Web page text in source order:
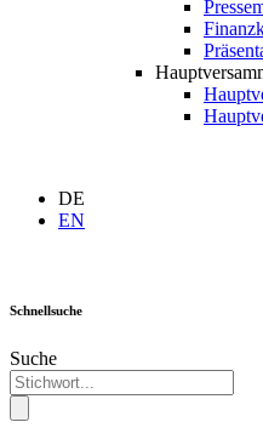
DE
EN
Schnellsuche
Suche